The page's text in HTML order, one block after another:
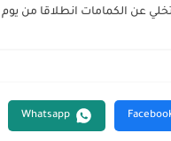
عن الكمامات انطلاقا من يوم